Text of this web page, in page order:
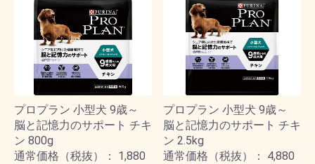
プロプラン 小型犬 9歳～
脳と記憶力のサポート チキ
ン 800g
通常価格（税抜）： 1,880
プロプラン 小型犬 9歳～
脳と記憶力のサポート チキ
ン 2.5kg
通常価格（税抜）： 4,880